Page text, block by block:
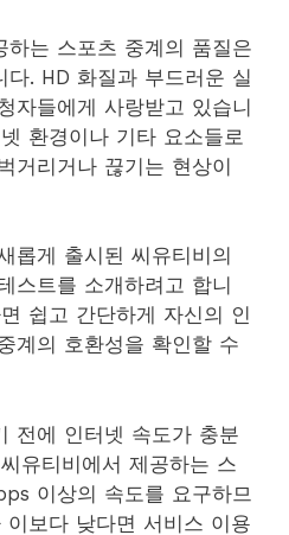
하는 스포츠 중계의 품질은
다. HD 화질과 부드러운 실
자들에게 사랑받고 있습니
환경이나 기타 요소들로
거리거나 끊기는 현상이
롭게 출시된 씨유티비의
스트를 소개하려고 합니
쉽고 간단하게 자신의 인
계의 호환성을 확인할 수
전에 인터넷 속도가 충분
유티비에서 제공하는 스
이상의 속도를 요구하므
이보다 낮다면 서비스 이용